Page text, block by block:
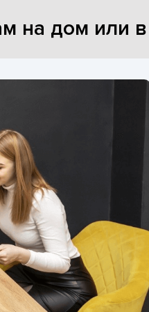
на дом или